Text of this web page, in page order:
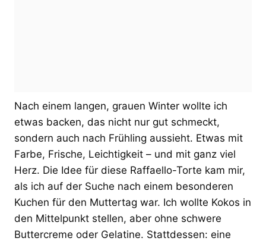
Nach einem langen, grauen Winter wollte ich
etwas backen, das nicht nur gut schmeckt,
sondern auch nach Frühling aussieht. Etwas mit
Farbe, Frische, Leichtigkeit – und mit ganz viel
Herz. Die Idee für diese Raffaello-Torte kam mir,
als ich auf der Suche nach einem besonderen
Kuchen für den Muttertag war. Ich wollte Kokos in
den Mittelpunkt stellen, aber ohne schwere
Buttercreme oder Gelatine. Stattdessen: eine